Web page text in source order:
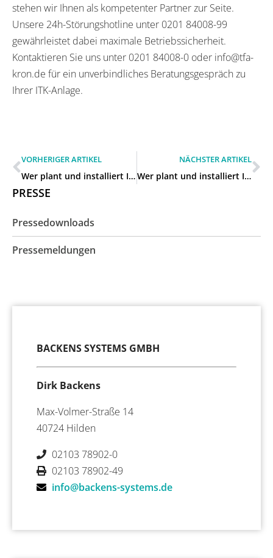
stehen wir Ihnen als kompetenter Partner zur Seite.
Unsere 24h-Störungshotline unter 0201 84008-99
gewährleistet dabei maximale Betriebssicherheit.
Kontaktieren Sie uns unter 0201 84008-0 oder info@tfa-
kron.de für ein unverbindliches Beratungsgespräch zu
Ihrer ITK-Anlage.
VORHERIGER ARTIKEL
Wer plant und installiert ITK-Anlagen für Gewerbebetriebe in Sprockhövel?
NÄCHSTER ARTIKEL
Wer plant und installiert ITK-Anlagen für Gewerbebetriebe in Heiligenhaus?
PRESSE
Pressedownloads
Pressemeldungen
BACKENS SYSTEMS GMBH
Dirk Backens
Max-Volmer-Straße 14
40724 Hilden
02103 78902-0
02103 78902-49
info@backens-systems.de